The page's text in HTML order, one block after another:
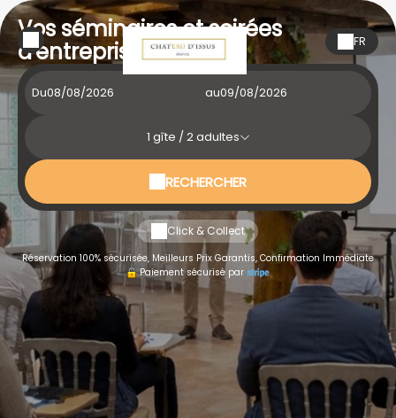
FR
Vos séminaires et soirées
d'entreprises
Du au
1 gîte /2adultes
RECHERCHER
Click & Collect
Réservation 100% sécurisée, Meilleurs Prix Garantis, Confirmation Immédiate
Paiement sécurisé par